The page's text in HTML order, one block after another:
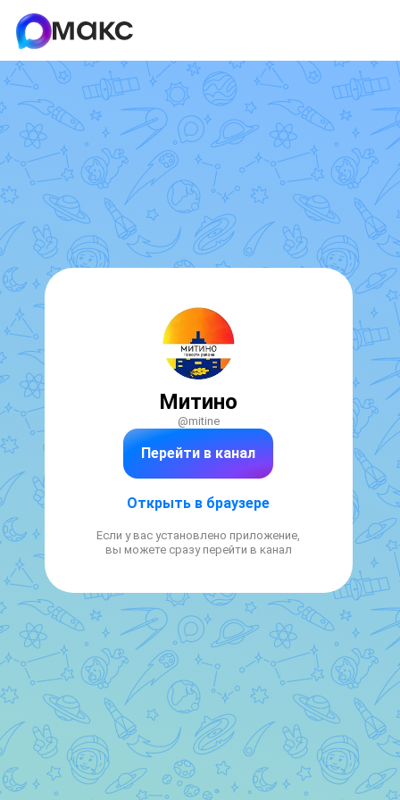
Митино
@mitine
Перейти в канал
Открыть в браузере
Если у вас установлено приложение,
вы можете сразу перейти в канал